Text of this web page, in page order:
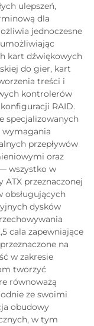
ulepszeń,
dla
jednoczesne
kart dźwiękowych
do gier, kart
treści i
kontrolerów
RAID.
specjalizowanych
wymagania
przepływów
oraz
wszystko w
przeznaczonej
obsługujących
dysków
cala zapewniające
na
w zakresie
tworzyć
równoważą
ze swoimi
obudowy
w tym